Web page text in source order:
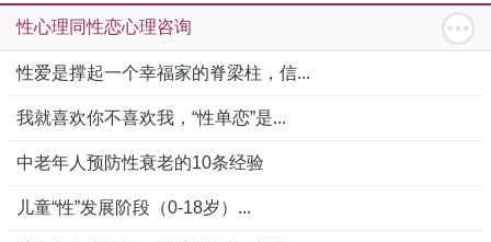
性心理同性恋心理咨询
性爱是撑起一个幸福家的脊梁柱，信...
我就喜欢你不喜欢我，“性单恋”是...
中老年人预防性衰老的10条经验
儿童“性”发展阶段（0-18岁）...